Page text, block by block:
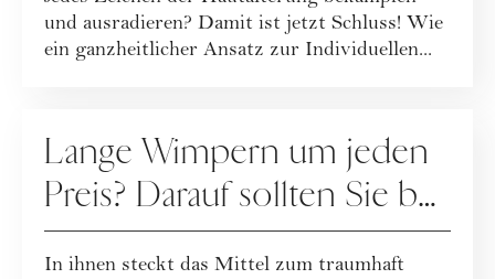
und ausradieren? Damit ist jetzt Schluss! Wie
ein ganzheitlicher Ansatz zur Individuellen...
Lange Wimpern um jeden
Preis? Darauf sollten Sie bei
Wimpernseren achten
In ihnen steckt das Mittel zum traumhaft